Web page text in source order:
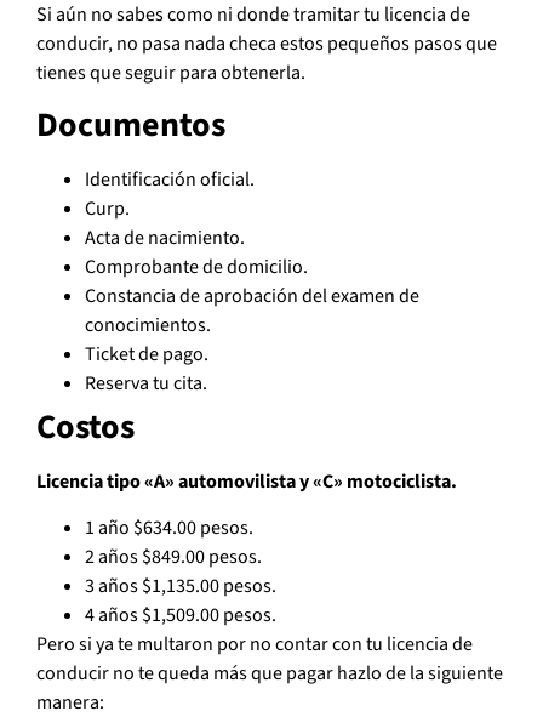
Si aún no sabes como ni donde tramitar tu licencia de
conducir, no pasa nada checa estos pequeños pasos que
tienes que seguir para obtenerla.
Documentos
Identificación oficial.
Curp.
Acta de nacimiento.
Comprobante de domicilio.
Constancia de aprobación del examen de
conocimientos.
Ticket de pago.
Reserva tu cita.
Costos
Licencia tipo «A» automovilista y «C» motociclista.
1 año $634.00 pesos.
2 años $849.00 pesos.
3 años $1,135.00 pesos.
4 años $1,509.00 pesos.
Pero si ya te multaron por no contar con tu licencia de
conducir no te queda más que pagar hazlo de la siguiente
manera: